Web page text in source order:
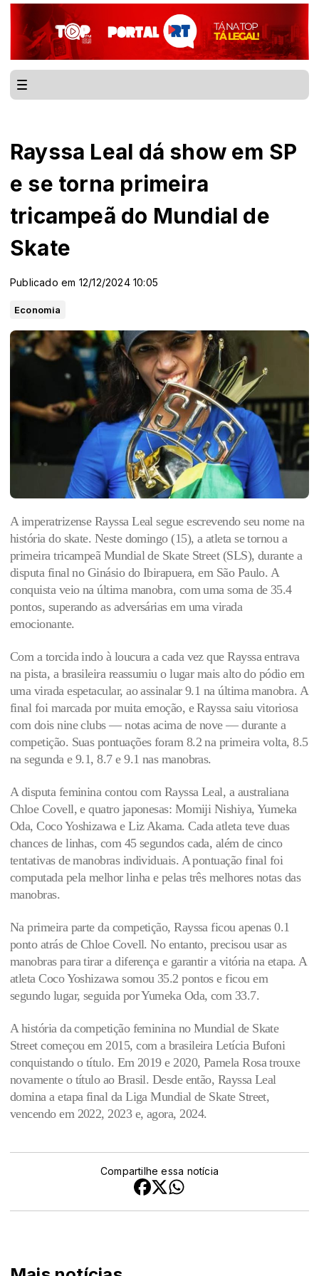
Rayssa Leal dá show em SP
e se torna primeira
tricampeã do Mundial de
Skate
Publicado em 12/12/2024 10:05
Economia
A imperatrizense Rayssa Leal segue escrevendo seu nome na
história do skate. Neste domingo (15), a atleta se tornou a
primeira tricampeã Mundial de Skate Street (SLS), durante a
disputa final no Ginásio do Ibirapuera, em São Paulo. A
conquista veio na última manobra, com uma soma de 35.4
pontos, superando as adversárias em uma virada
emocionante.
Com a torcida indo à loucura a cada vez que Rayssa entrava
na pista, a brasileira reassumiu o lugar mais alto do pódio em
uma virada espetacular, ao assinalar 9.1 na última manobra. A
final foi marcada por muita emoção, e Rayssa saiu vitoriosa
com dois nine clubs — notas acima de nove — durante a
competição. Suas pontuações foram 8.2 na primeira volta, 8.5
na segunda e 9.1, 8.7 e 9.1 nas manobras.
A disputa feminina contou com Rayssa Leal, a australiana
Chloe Covell, e quatro japonesas: Momiji Nishiya, Yumeka
Oda, Coco Yoshizawa e Liz Akama. Cada atleta teve duas
chances de linhas, com 45 segundos cada, além de cinco
tentativas de manobras individuais. A pontuação final foi
computada pela melhor linha e pelas três melhores notas das
manobras.
Na primeira parte da competição, Rayssa ficou apenas 0.1
ponto atrás de Chloe Covell. No entanto, precisou usar as
manobras para tirar a diferença e garantir a vitória na etapa. A
atleta Coco Yoshizawa somou 35.2 pontos e ficou em
segundo lugar, seguida por Yumeka Oda, com 33.7.
A história da competição feminina no Mundial de Skate
Street começou em 2015, com a brasileira Letícia Bufoni
conquistando o título. Em 2019 e 2020, Pamela Rosa trouxe
novamente o título ao Brasil. Desde então, Rayssa Leal
domina a etapa final da Liga Mundial de Skate Street,
vencendo em 2022, 2023 e, agora, 2024.
Compartilhe essa notícia